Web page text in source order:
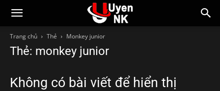
Trang chủ Thẻ Monkey junior
Thẻ: monkey junior
Không có bài viết để hiển thị